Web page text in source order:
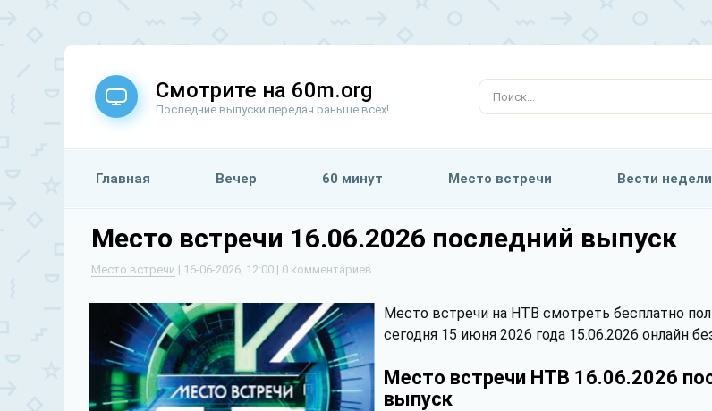
Смотрите на 60m.org
Последние выпуски передач раньше всех!
Главная Вечер 60 минут Место встречи Вести недели
Место встречи 16.06.2026 последний выпуск
Место встречи | 16-06-2026, 12:00 | 0 комментариев
Место встречи на НТВ смотреть бесплатно
сегодня 15 июня 2026 года 15.06.2026 онлайн
Место встречи НТВ 16.06.2026
выпуск